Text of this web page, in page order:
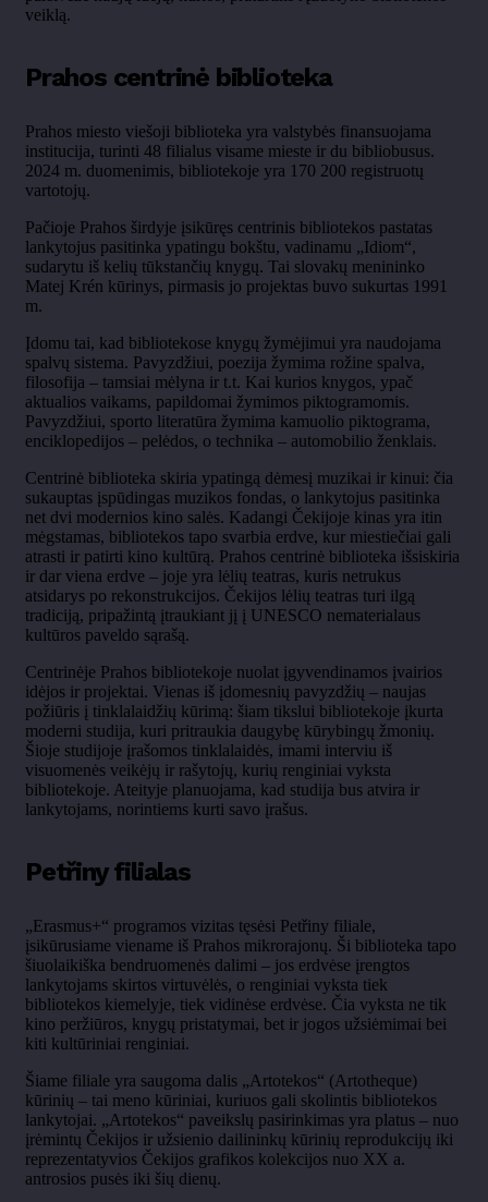
veiklą.
Prahos centrinė biblioteka
Prahos miesto viešoji biblioteka yra valstybės finansuojama
institucija, turinti 48 filialus visame mieste ir du bibliobusus.
2024 m. duomenimis, bibliotekoje yra 170 200 registruotų
vartotojų.
Pačioje Prahos širdyje įsikūręs centrinis bibliotekos pastatas
lankytojus pasitinka ypatingu bokštu, vadinamu „Idiom“,
sudarytu iš kelių tūkstančių knygų. Tai slovakų menininko
Matej Krén kūrinys, pirmasis jo projektas buvo sukurtas 1991
m.
Įdomu tai, kad bibliotekose knygų žymėjimui yra naudojama
spalvų sistema. Pavyzdžiui, poezija žymima rožine spalva,
filosofija – tamsiai mėlyna ir t.t. Kai kurios knygos, ypač
aktualios vaikams, papildomai žymimos piktogramomis.
Pavyzdžiui, sporto literatūra žymima kamuolio piktograma,
enciklopedijos – pelėdos, o technika – automobilio ženklais.
Centrinė biblioteka skiria ypatingą dėmesį muzikai ir kinui: čia
sukauptas įspūdingas muzikos fondas, o lankytojus pasitinka
net dvi modernios kino salės. Kadangi Čekijoje kinas yra itin
mėgstamas, bibliotekos tapo svarbia erdve, kur miestiečiai gali
atrasti ir patirti kino kultūrą. Prahos centrinė biblioteka išsiskiria
ir dar viena erdve – joje yra lėlių teatras, kuris netrukus
atsidarys po rekonstrukcijos. Čekijos lėlių teatras turi ilgą
tradiciją, pripažintą įtraukiant jį į UNESCO nematerialaus
kultūros paveldo sąrašą.
Centrinėje Prahos bibliotekoje nuolat įgyvendinamos įvairios
idėjos ir projektai. Vienas iš įdomesnių pavyzdžių – naujas
požiūris į tinklalaidžių kūrimą: šiam tikslui bibliotekoje įkurta
moderni studija, kuri pritraukia daugybę kūrybingų žmonių.
Šioje studijoje įrašomos tinklalaidės, imami interviu iš
visuomenės veikėjų ir rašytojų, kurių renginiai vyksta
bibliotekoje. Ateityje planuojama, kad studija bus atvira ir
lankytojams, norintiems kurti savo įrašus.
Petřiny filialas
„Erasmus+“ programos vizitas tęsėsi Petřiny filiale,
įsikūrusiame viename iš Prahos mikrorajonų. Ši biblioteka tapo
šiuolaikiška bendruomenės dalimi – jos erdvėse įrengtos
lankytojams skirtos virtuvėlės, o renginiai vyksta tiek
bibliotekos kiemelyje, tiek vidinėse erdvėse. Čia vyksta ne tik
kino peržiūros, knygų pristatymai, bet ir jogos užsiėmimai bei
kiti kultūriniai renginiai.
Šiame filiale yra saugoma dalis „Artotekos“ (Artotheque)
kūrinių – tai meno kūriniai, kuriuos gali skolintis bibliotekos
lankytojai. „Artotekos“ paveikslų pasirinkimas yra platus – nuo
įrėmintų Čekijos ir užsienio dailininkų kūrinių reprodukcijų iki
reprezentatyvios Čekijos grafikos kolekcijos nuo XX a.
antrosios pusės iki šių dienų.